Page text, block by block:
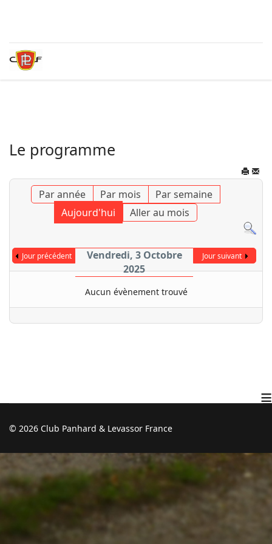
Le programme
Par année Par mois
Par semaine
Aujourd'hui
Aller au mois
Jour précédent
Vendredi, 3 Octobre
2025
Jour suivant
Aucun évènement trouvé
≡
© 2026 Club Panhard & Levassor France